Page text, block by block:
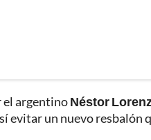
el argentinoNéstor
evitar un nuevo